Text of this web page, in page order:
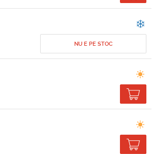
NU E PE STOC